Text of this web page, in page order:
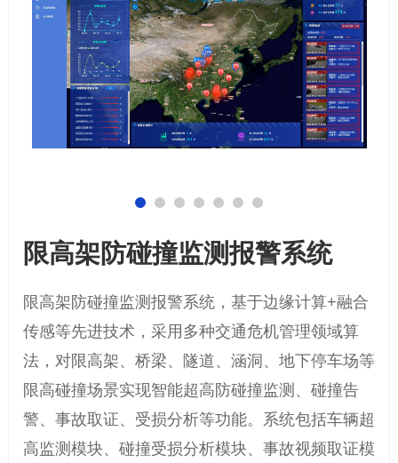
限高架防碰撞监测报警系统
限高架防碰撞监测报警系统，基于边缘计算+融合
传感等先进技术，采用多种交通危机管理领域算
法，对限高架、桥梁、隧道、涵洞、地下停车场等
限高碰撞场景实现智能超高防碰撞监测、碰撞告
警、事故取证、受损分析等功能。系统包括车辆超
高监测模块、碰撞受损分析模块、事故视频取证模